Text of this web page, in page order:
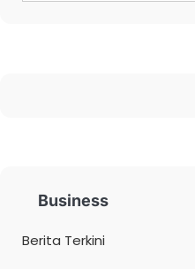
Business
Berita Terkini